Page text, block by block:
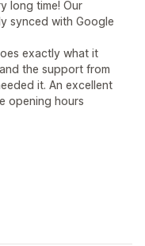
long time! Our
synced with Google
exactly what it
the support from
it. An excellent
opening hours